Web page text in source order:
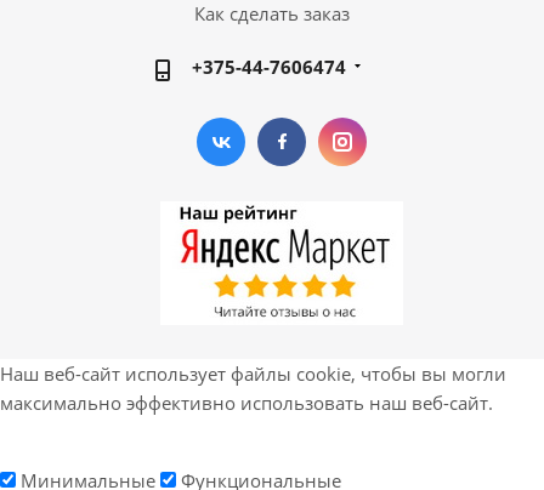
Как сделать заказ
+375-44-7606474
Наш веб-сайт использует файлы cookie, чтобы вы могли
максимально эффективно использовать наш веб-сайт.
Минимальные Функциональные